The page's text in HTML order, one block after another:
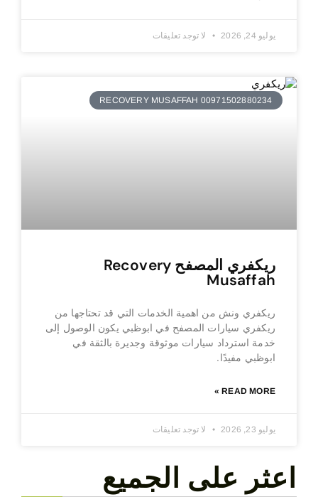
يوليو 24, 2026 لا توجد تعليقات
RECOVERY MUSAFFAH 00971502880234
ريكفري المصفح Recovery
Musaffah
ريكفري ونش من اهمية الخدمات التي قد تحتاجها من
ريكفري سيارات المصفح في ابوظبي يكون الوصول إلى
خدمة استرداد سيارات موثوقة وجديرة بالثقة في
ابوظبي مفيدًا.
READ MORE »
يوليو 23, 2026 لا توجد تعليقات
اعثر على الجميع